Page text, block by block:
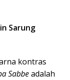
Sarung
kontras
Sabbeadalah